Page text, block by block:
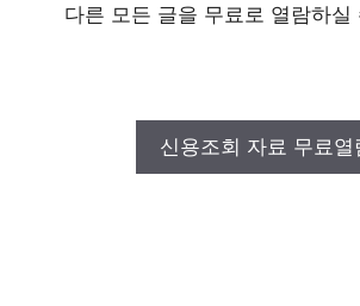
다른 모든 글을 무료로 열람하실
신용조회 자료 무료열